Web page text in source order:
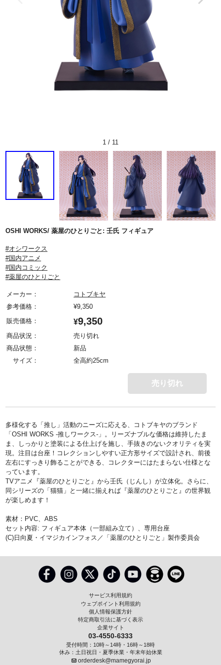
1 / 11
OSHI WORKS/ 薬屋のひとりごと: 壬氏 フィギュア
#オシワークス
#国内アニメ
#国内コミック
#薬屋のひとりごと
メーカー：
コトブキヤ
参考価格：
¥9,350
販売価格：
¥9,350
商品状況：
売り切れ
商品状態：
新品
サイズ：
全高約25cm
売り切れ
多様化する「推し」活動のニーズに応える、コトブキヤのブランド
「OSHI WORKS -推しワークス-」。リーズナブルな価格は維持したま
ま、しっかりと塗装による仕上げを施し、手抜きのないクオリティを実
現。注目は台座！コレクションしやすい正方形サイズで設計され、前後
左右にすっきり飾ることができる、コレクターにはたまらない仕様とな
っています。
TVアニメ『薬屋のひとりごと』から壬氏（じんし）が立体化。さらに、
同シリーズの「猫猫」と一緒に揃えれば『薬屋のひとりごと』の世界観
が楽しめます！
素材：PVC、ABS
セット内容: フィギュア本体（一部組み立て）、専用台座
(C)日向夏・イマジカインフォス／「薬屋のひとりごと」製作委員会
サービス利用規約
ウェブポイント利用規約
個人情報保護方針
特定商取引法に基づく表示
企業サイト
03-4550-6333
受付時間：10時～14時・16時～18時
休み：土日祝日・夏季休業・年末年始休業
orderdesk@mamegyorai.jp